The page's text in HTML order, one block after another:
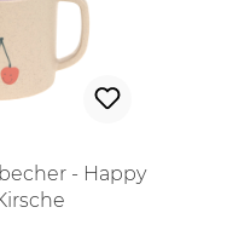
- Happy